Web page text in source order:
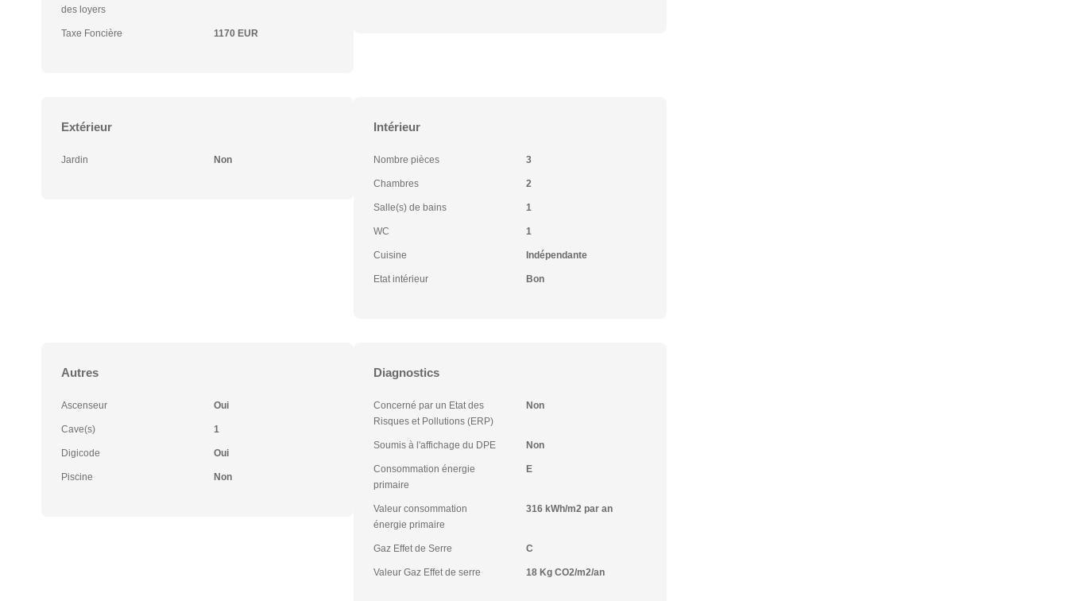
des loyers
Taxe Foncière 1170 EUR
Extérieur
Jardin Non
Intérieur
Nombre pièces 3
Chambres 2
Salle(s) de bains 1
WC 1
Cuisine Indépendante
Etat intérieur Bon
Autres
Ascenseur Oui
Cave(s) 1
Digicode Oui
Piscine Non
Diagnostics
Concerné par un Etat des
Risques et Pollutions (ERP)
Non
Soumis à l'affichage du DPE Non
Consommation énergie
primaire
E
Valeur consommation
énergie primaire
316 kWh/m2 par an
Gaz Effet de Serre C
Valeur Gaz Effet de serre 18 Kg CO2/m2/an